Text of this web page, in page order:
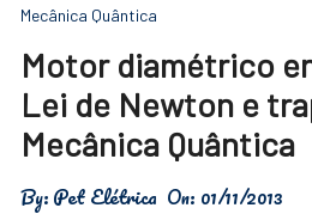
Mecânica Quântica
Motor diamétrico
Lei de Newton e
Mecânica Quântica
By:Pet Elétrica On: 01/11/2013